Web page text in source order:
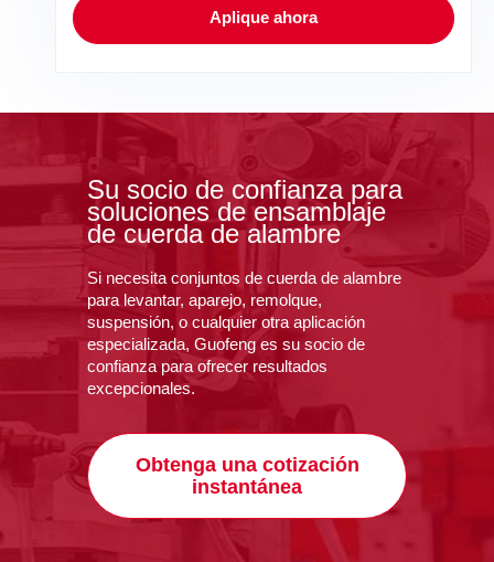
Aplique ahora
Su socio de confianza para
soluciones de ensamblaje
de cuerda de alambre
Si necesita conjuntos de cuerda de alambre
para levantar, aparejo, remolque,
suspensión, o cualquier otra aplicación
especializada, Guofeng es su socio de
confianza para ofrecer resultados
excepcionales.
Obtenga una cotización
instantánea